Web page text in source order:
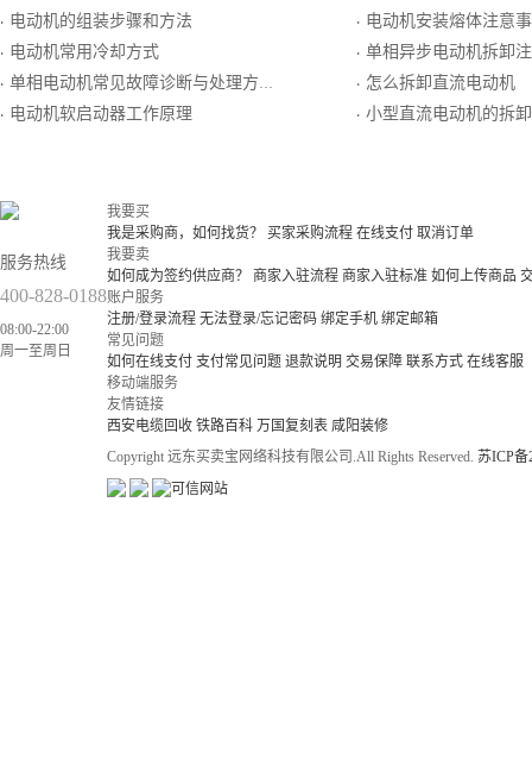
· 电动机的组装步骤和方法
· 电动机常用冷却方式
· 单相电动机常见故障诊断与处理方法
· 电动机软启动器工作原理
· 电动机安装熔体注意
· 单相异步电动机拆卸
· 怎么拆卸直流电动机
· 小型直流电动机的拆
服务热线
400-828-0188
08:00-22:00
周一至周日
我要买
我是采购商，如何找货？
买家采购流程 在线支付 取消订单
我要卖
如何成为签约供应商？
商家入驻流程 商家入驻标准 如何上传商品
账户服务
注册/登录流程 无法登录/忘记密码 绑定手机 绑定邮箱
常见问题
如何在线支付 支付常见问题 退款说明 交易保障 联系方式 在线客服
移动端服务
友情链接
西安电缆回收 铁路百科 万国复刻表 咸阳装修
Copyright 远东买卖宝网络科技有限公司.All Rights Reserved. 苏ICP备